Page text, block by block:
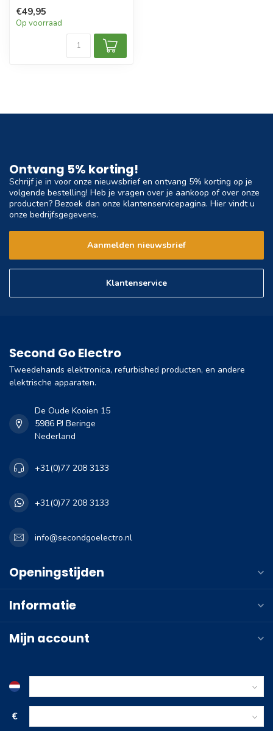
€49,95
Op voorraad
Ontvang 5% korting!
Schrijf je in voor onze nieuwsbrief en ontvang 5% korting op je
volgende bestelling! Heb je vragen over je aankoop of over onze
producten? Bezoek dan onze klantenservicepagina. Hier vindt u
onze bedrijfsgegevens.
Aanmelden nieuwsbrief
Klantenservice
Second Go Electro
Tweedehands elektronica, refurbished producten, en andere
elektrische apparaten.
De Oude Kooien 15
5986 PJ Beringe
Nederland
+31(0)77 208 3133
+31(0)77 208 3133
info@secondgoelectro.nl
Openingstijden
Informatie
Mijn account
€